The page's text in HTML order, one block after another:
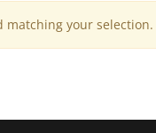
matching your selection.